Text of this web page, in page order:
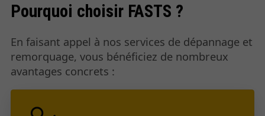
Pourquoi choisir FASTS ?
En faisant appel à nos services de dépannage et
remorquage, vous bénéficiez de nombreux
avantages concrets :